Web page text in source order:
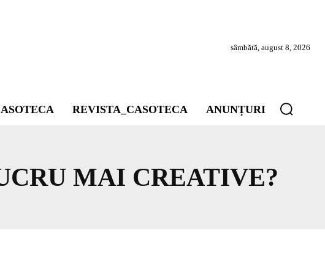
sâmbătă, august 8, 2026
REVISTA_CASOTECA ANUNȚURI
MAI CREATIVE?